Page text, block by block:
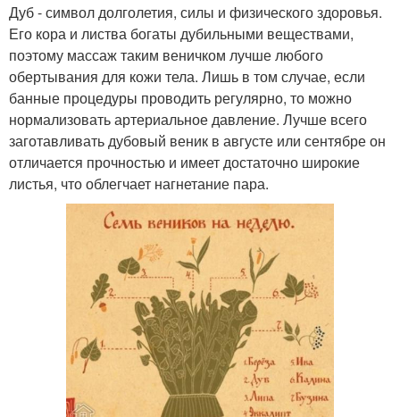
Дуб - символ долголетия, силы и физического здоровья.
Его кора и листва богаты дубильными веществами,
поэтому массаж таким веничком лучше любого
обертывания для кожи тела. Лишь в том случае, если
банные процедуры проводить регулярно, то можно
нормализовать артериальное давление. Лучше всего
заготавливать дубовый веник в августе или сентябре он
отличается прочностью и имеет достаточно широкие
листья, что облегчает нагнетание пара.